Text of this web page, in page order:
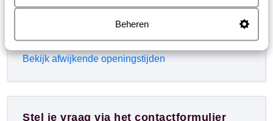
Beheren
Bekijk afwijkende openingstijden
Stel je vraag via het contactformulier